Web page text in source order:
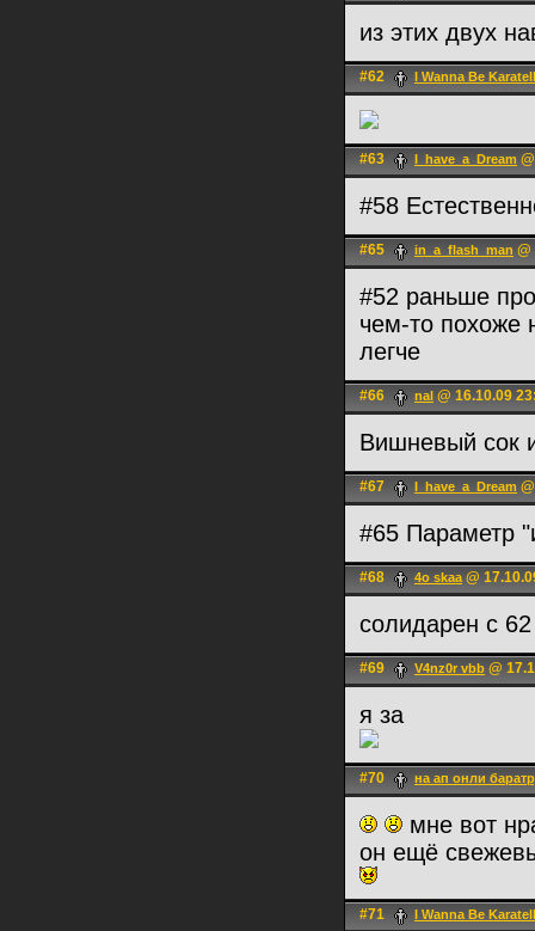
из этих двух
#62 I Wanna Be
#63 I_have_a_Dream
#58
#65 in_a_flash_man @
#52 раньше
чем-то похоже
легче
#66 nal @ 16.10.09
Вишневый сок
#67 I_have_a_Dream
#65 Параметр
#68 4o skaa@
солидарен с
#69 V4nz0r vbb @
я за
#70 на ап онли
мне вот
он ещё
#71 I Wanna Be